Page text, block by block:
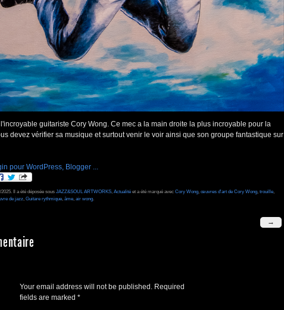
guitariste Cory Wong. Ce mec a la main droite la plus incroyable pour la
devez vérifier sa musique et surtout venir le voir ainsi que son groupe fantastique sur
Il a été déposée sous JAZZ&SOUL ARTWORKS Actualité et a été marqué avec Cory Wong œuvres d'art de Cory Wong trouille
de jazz Guitare rythmique âme air wong
→
Your email address will not be published. Required
fields are marked *